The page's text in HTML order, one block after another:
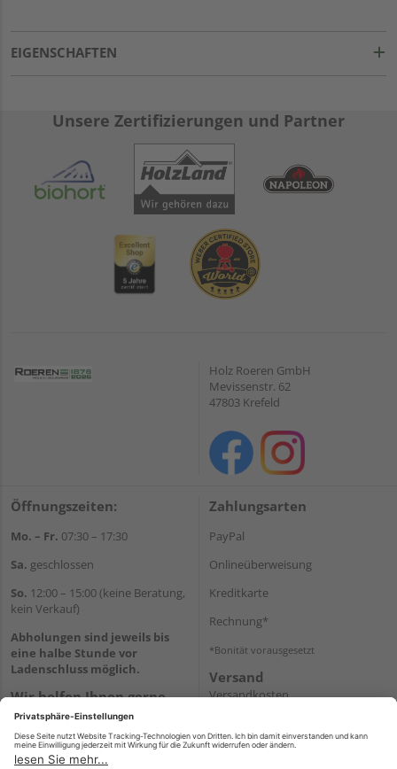
EIGENSCHAFTEN
Unsere Zertifizierungen und Partner
Holz Roeren GmbH
Mevissenstr. 62
47803 Krefeld
Öffnungszeiten:
Mo. – Fr. 07:30 – 17:30
Sa. geschlossen
So. 12:00 – 15:00 (keine Beratung,
kein Verkauf)
Abholungen sind jeweils bis
eine halbe Stunde vor
Ladenschluss möglich.
Wir helfen Ihnen gerne
weiter
Tel.:+49 2151 8787-70
E-Mail:onlineshop@holz-
roeren.de
Zahlungsarten
PayPal
Onlineüberweisung
Kreditkarte
Rechnung*
*Bonität vorausgesetzt
Versand
Versandkosten